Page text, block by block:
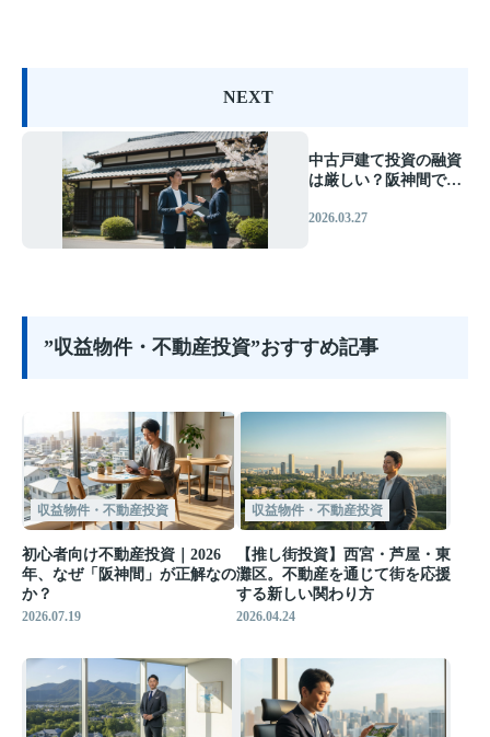
NEXT
中古戸建て投資の融資
は厳しい？阪神間で銀
を見極めるプロの視点
2026.03.27
”収益物件・不動産投資”おすすめ記事
収益物件・不動産投資
初心者向け不動産投資｜2026
年、なぜ「阪神間」が正解なの
か？
2026.07.19
収益物件・不動産投資
【推し街投資】西宮・芦屋・東
灘区。不動産を通じて街を応援
する新しい関わり方
2026.04.24